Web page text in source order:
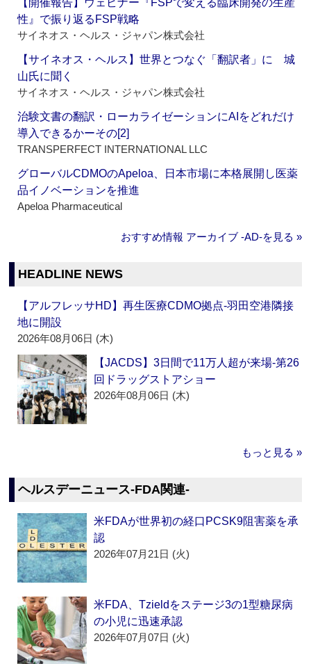
【開催報告】ウェビナー『FSPで変える臨床開発の生産
性』で振り返るFSP戦略
サイネオス・ヘルス・ジャパン株式会社
【サイネオス・ヘルス】世界とつなぐ「翻訳者」に 城
山氏に聞く
サイネオス・ヘルス・ジャパン株式会社
治験文書の翻訳・ローカライゼーションにAIをどれだけ
導入できるかーその[2]
TRANSPERFECT INTERNATIONAL LLC
グローバルCDMOのApeloa、日本市場に本格展開し医薬
品イノベーションを推進
Apeloa Pharmaceutical
おすすめ情報 アーカイブ ‐AD‐を見る »
HEADLINE NEWS
【アルフレッサHD】再生医療CDMO拠点‐羽田空港隣接
地に開設
2026年08月06日 (木)
【JACDS】3日間で11万人超が来場‐第26
回ドラッグストアショー
2026年08月06日 (木)
もっと見る »
ヘルスデーニュース‐FDA関連‐
米FDAが世界初の経口PCSK9阻害薬を承
認
2026年07月21日 (火)
米FDA、Tzieldをステージ3の1型糖尿病
の小児に迅速承認
2026年07月07日 (火)